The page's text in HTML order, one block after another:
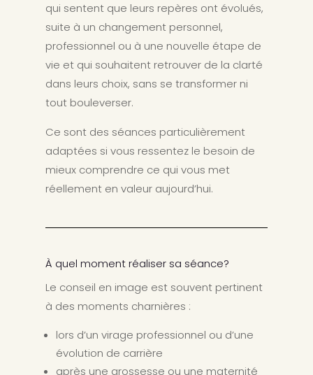
qui sentent que leurs repères ont évolués,
suite à un changement personnel,
professionnel ou à une nouvelle étape de
vie et qui souhaitent retrouver de la clarté
dans leurs choix, sans se transformer ni
tout bouleverser.
Ce sont des séances particulièrement
adaptées si vous ressentez le besoin de
mieux comprendre ce qui vous met
réellement en valeur aujourd’hui.
À quel moment réaliser sa séance?
Le conseil en image est souvent pertinent
à des moments charnières :
lors d’un virage professionnel ou d’une
évolution de carrière
après une grossesse ou une maternité